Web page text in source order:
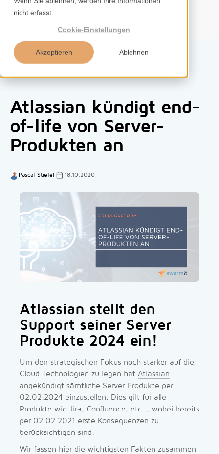
nicht erfasst.
Cookie-Einstellungen
Akzeptieren Ablehnen
Services
Kompetenzen
Über uns
Atlassian kündigt end-
of-life von Server-
Produkten an
Pascal Stiefel 18.10.2020
Atlassian stellt den
Support seiner Server
Produkte 2024 ein!
Um den strategischen Fokus noch stärker auf die
Cloud Technologien zu legen hat Atlassian
angekündigt sämtliche Server Produkte per
02.02.2024 einzustellen. Dies gilt für alle
Produkte wie Jira, Confluence, etc. , wobei bereits
per 02.02.2021 erste Konsequenzen zu
berücksichtigen sind.
Wir fassen hier die wichtigsten Fakten zusammen